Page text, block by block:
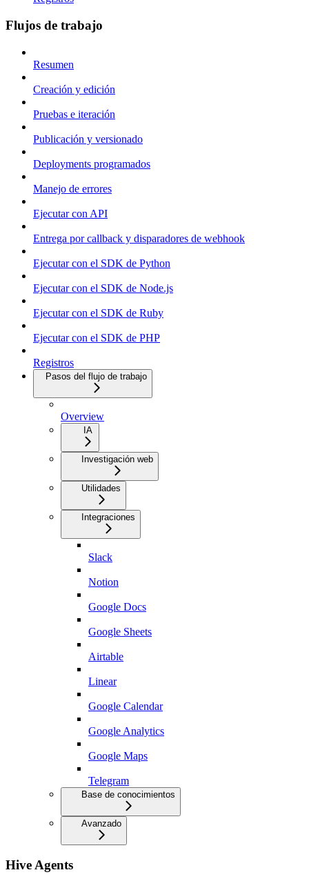
Flujos de trabajo
Resumen
Creación y edición
Pruebas e iteración
Publicación y versionado
Deployments programados
Manejo de errores
Ejecutar con API
Entrega por callback y disparadores de webhook
Ejecutar con el SDK de Python
Ejecutar con el SDK de Node.js
Ejecutar con el SDK de Ruby
Ejecutar con el SDK de PHP
Registros
Pasos del flujo de trabajo
Overview
IA
Investigación web
Utilidades
Integraciones
Slack
Notion
Google Docs
Google Sheets
Airtable
Linear
Google Calendar
Google Analytics
Google Maps
Telegram
Base de conocimientos
Avanzado
Hive Agents